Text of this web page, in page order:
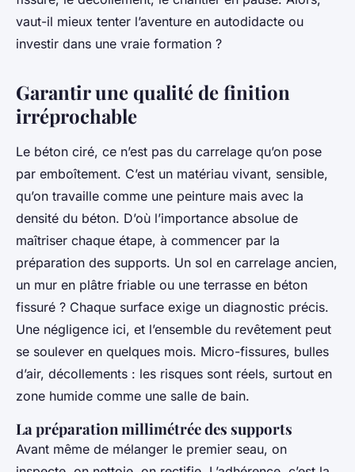
vaut-il mieux tenter l’aventure en autodidacte ou
investir dans une vraie formation ?
Garantir une qualité de finition
irréprochable
Le béton ciré, ce n’est pas du carrelage qu’on pose
par emboîtement. C’est un matériau vivant, sensible,
qu’on travaille comme une peinture mais avec la
densité du béton. D’où l’importance absolue de
maîtriser chaque étape, à commencer par la
préparation des supports. Un sol en carrelage ancien,
un mur en plâtre friable ou une terrasse en béton
fissuré ? Chaque surface exige un diagnostic précis.
Une négligence ici, et l’ensemble du revêtement peut
se soulever en quelques mois. Micro-fissures, bulles
d’air, décollements : les risques sont réels, surtout en
zone humide comme une salle de bain.
La préparation millimétrée des supports
Avant même de mélanger le premier seau, on